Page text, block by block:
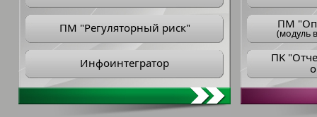
ПМ "Регуляторный риск"
Инфоинтегратор
ПM
(модуль
ПK